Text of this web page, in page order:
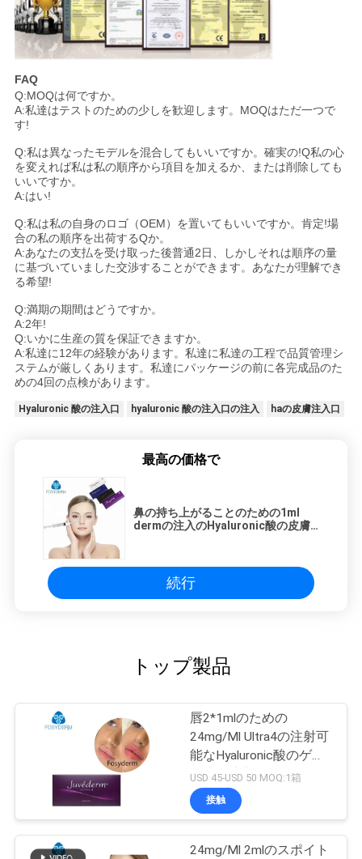
FAQ
Q:MOQは何ですか。
A:私達はテストのための少しを歓迎します。MOQはただ一つで
す!
Q:私は異なったモデルを混合してもいいですか。確実の!Q私の心
を変えれば私は私の順序から項目を加えるか、または削除しても
いいですか。
A:はい!
Q:私は私の自身のロゴ（OEM）を置いてもいいですか。肯定!場
合の私の順序を出荷するQか。
A:あなたの支払を受け取った後普通2日、しかしそれは順序の量
に基づいていました交渉することができます。あなたが理解でき
る希望!
Q:満期の期間はどうですか。
A:2年!
Q:いかに生産の質を保証できますか。
A:私達に12年の経験があります。私達に私達の工程で品質管理シ
ステムが厳しくあります。私達にパッケージの前に各完成品のた
めの4回の点検があります。
Hyaluronic 酸の注入口 hyaluronic 酸の注入口の注入 haの皮膚注入口
最高の価格で
鼻の持ち上がることのための1ml
dermの注入のHyaluronic酸の皮膚
続行
トップ製品
唇2*1mlのための
24mg/Ml Ultra4の注射可
能なHyaluronic酸のゲル
の皮膚注入口
USD 45-USD 50 MOQ:1箱
接触
24mg/Ml 2mlのスポイト